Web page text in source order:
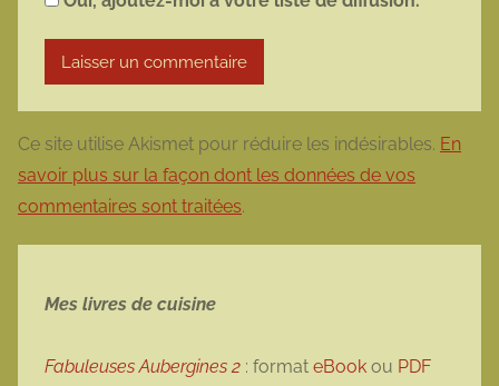
Ce site utilise Akismet pour réduire les indésirables. En
savoir plus sur la façon dont les données de vos
commentaires sont traitées.
Mes livres de cuisine
Fabuleuses Aubergines 2 : format eBook ou PDF